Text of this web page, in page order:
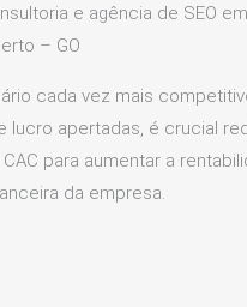
e agência de SEO
– GO
cada vez mais
lucro apertadas, é crucial
para aumentar a
da empresa.